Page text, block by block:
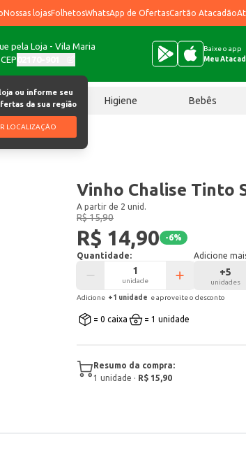
Nossas lojasFolhetosWhatsApp de OfertasCartão Atacadão
pela Loja - Vila Maria
ou informe seu
da sua região
LOCALIZAÇÃO
Baixe o app
Meu
Chocolates Higiene Bebês
Vinho Chalise Tinto
A partir de 2 unid.
R$ 15,90
R$ 14,90 -6%
Quantidade:
unidade
Adicione
+5
unidades
Adicione +1 unidade e aproveite o desconto
= 0 caixa = 1 unidade
Resumo da compra:
1 unidade · R$ 15,90